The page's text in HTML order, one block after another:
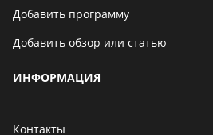
Добавить программу
Добавить обзор или статью
ИНФОРМАЦИЯ
Контакты